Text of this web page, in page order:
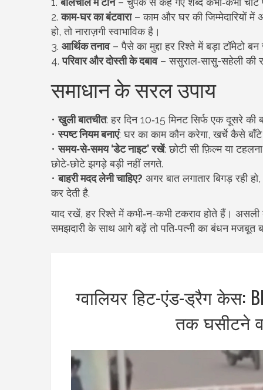
2.काम‑घर का बंटवारा– काम और घर की जिम्मेदारियों
हो, तो नाराज़गी स्वाभाविक है।
3. आर्थिक तनाव– पैसे का मुद्दा हर रिश्ते में बड़ा टॉमेटो
4.परिवार और दोस्ती के दबाव– ससुराल‑सासु-सहेली की
समाधान के सरल उपाय
•खुली बातचीत: हर दिन 10‑15 मिनट सिर्फ एक दूसरे की
•स्पष्ट नियम बनाएं: घर का काम कौन करेगा, खर्चे कैसे
•समय‑से‑समय ‘डेट नाइट’ रखें: छोटी सी फ़िल्म या
छोटे‑छोटे झगड़े बड़ी नहीं लगते.
•बाहरी मदद लेनी चाहिए? अगर बात लगातार बिगड़ रही
कर देती है.
याद रखें, हर रिश्ते में कभी‑न-कभी टकराव होते हैं।
समझदारी के साथ आगे बढ़ें तो पति‑पत्नी का बंधन मजबूत
ग्वालियर हिट-एंड-ड्रैग केस:
तक घसीटने